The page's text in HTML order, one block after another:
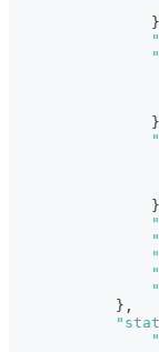
}
}
}
} ,